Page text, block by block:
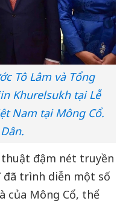
Tô Lâm và Tổng
Khurelsukh tại Lễ
Nam tại Mông Cổ.
đậm nét truyền
đã trình diễn một số
của Mông Cổ, thể